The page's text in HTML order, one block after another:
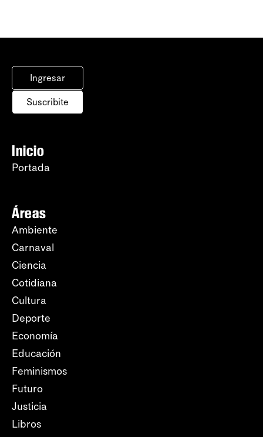
Ingresar
Suscribite
Inicio
Portada
Áreas
Ambiente
Carnaval
Ciencia
Cotidiana
Cultura
Deporte
Economía
Educación
Feminismos
Futuro
Justicia
Libros